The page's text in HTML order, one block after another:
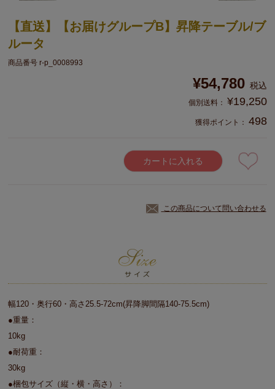
【直送】【お届けグループB】昇降テーブル/ブ
ルータ
商品番号 r-p_0008993
¥54,780 税込
¥19,250
獲得ポイント： 498
カートに入れる
この商品について問い合わせる
幅120・奥行60・高さ25.5-72cm(昇降脚間隔140-75.5cm)
●重量：
10kg
●耐荷重：
30kg
●梱包サイズ（縦・横・高さ）：